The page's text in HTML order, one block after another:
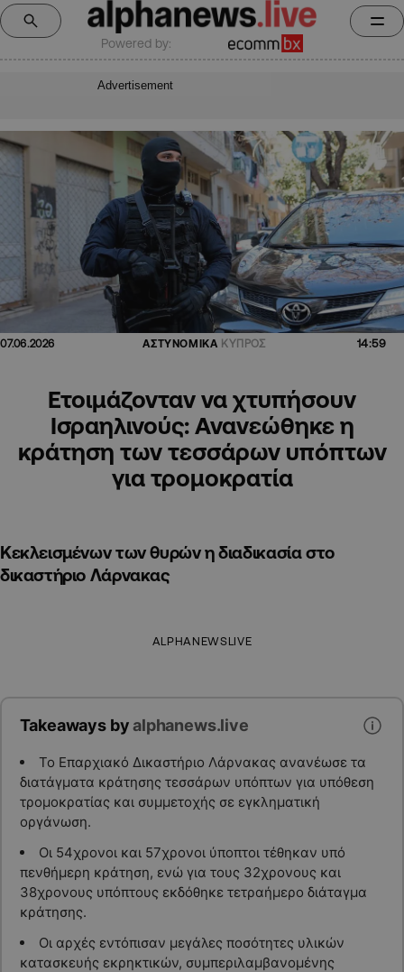
Powered by:
Advertisement
07.06.2026 ΑΣΤΥΝΟΜΙΚΑ ΚΥΠΡΟΣ 14:59
Ετοιμάζονταν να χτυπήσουν
Ισραηλινούς: Ανανεώθηκε η
κράτηση των τεσσάρων υπόπτων
για τρομοκρατία
Κεκλεισμένων των θυρών η διαδικασία στο
δικαστήριο Λάρνακας
ALPHANEWSLIVE
Takeaways byalphanews.live
Το Επαρχιακό Δικαστήριο Λάρνακας ανανέωσε τα
διατάγματα κράτησης τεσσάρων υπόπτων για υπόθεση
τρομοκρατίας και συμμετοχής σε εγκληματική
οργάνωση.
Οι 54χρονοι και 57χρονοι ύποπτοι τέθηκαν υπό
πενθήμερη κράτηση, ενώ για τους 32χρονους και
38χρονους υπόπτους εκδόθηκε τετραήμερο διάταγμα
κράτησης.
Οι αρχές εντόπισαν μεγάλες ποσότητες υλικών
κατασκευής εκρηκτικών, συμπεριλαμβανομένης